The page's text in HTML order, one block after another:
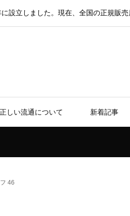
立しました。現在、全国の正規販売
しい流通について 新着記事
46